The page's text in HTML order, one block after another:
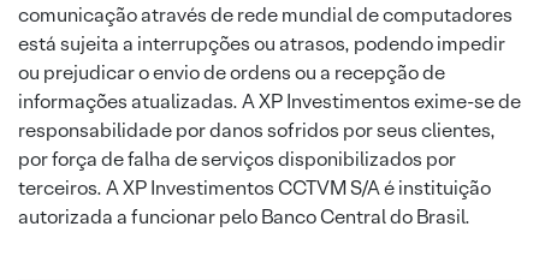
comunicação através de rede mundial de computadores
está sujeita a interrupções ou atrasos, podendo impedir
ou prejudicar o envio de ordens ou a recepção de
informações atualizadas. A XP Investimentos exime-se de
responsabilidade por danos sofridos por seus clientes,
por força de falha de serviços disponibilizados por
terceiros. A XP Investimentos CCTVM S/A é instituição
autorizada a funcionar pelo Banco Central do Brasil.